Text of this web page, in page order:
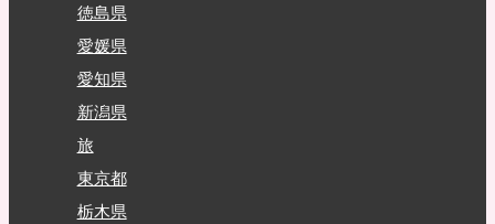
徳島県
愛媛県
愛知県
新潟県
旅
東京都
栃木県